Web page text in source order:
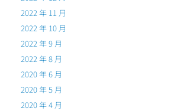
2022 年 11 月
2022 年 10 月
2022 年 9 月
2022 年 8 月
2020 年 6 月
2020 年 5 月
2020 年 4 月